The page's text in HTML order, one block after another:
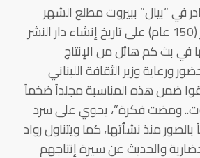
في “بيال” ببيروت مطلع الشهر
الجاري بمناسبة مرور (150 عام) على تاريخ إنشاء دار النشر
في بث كم هائل من الإنتاج
ورعاية وزير الثقافة اللبناني
ضمن هذه المناسبة مجلداً ضخماً
ومضت فكرة”، يحوي على سرد
بالصور منذ نشأتها، كما ويتناول رواد
والحديث عن سيرة إنتاجهم